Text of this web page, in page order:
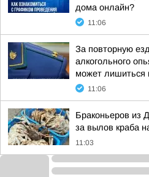
дома онлайн?
11:06
За повторную
алкогольного
может лишиться
11:06
Браконьеров из
за вылов краба
11:03